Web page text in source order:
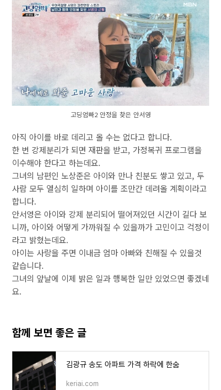
고딩엄빠2 안정을 찾은 안서영
아직 아이를 바로 데리고 올 수는 없다고 합니다.
한 번 강제분리가 되면 재판을 받고, 가정복귀 프로그램을
이수해야 한다고 하는데요.
그녀의 남편인 노상준은 아이와 만나 친분도 쌓고 있고, 두
사람 모두 열심히 일하며 아이를 조만간 데려올 계획이라고
합니다.
안서영은 아이와 강제 분리되어 떨어져있던 시간이 길다 보
니까, 아이와 어떻게 가까워질 수 있을까가 고민이고 걱정이
라고 밝혔는데요.
아이는 사랑을 주면 이내금 엄마 아빠와 친해질 수 있을것
같습니다.
그녀의 앞날에 이제 밝은 일과 행복한 일만 있었으면 좋겠네
요.
함께 보면 좋은 글
김광규 송도 아파트 가격 하락에 한숨
keriai.com